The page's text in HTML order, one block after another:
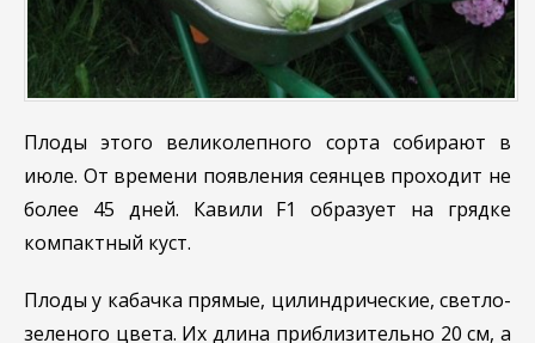
Плоды этого великолепного сорта собирают в
июле. От времени появления сеянцев проходит не
более 45 дней. Кавили F1 образует на грядке
компактный куст.
Плоды у кабачка прямые, цилиндрические, светло-
зеленого цвета. Их длина приблизительно 20 см, а